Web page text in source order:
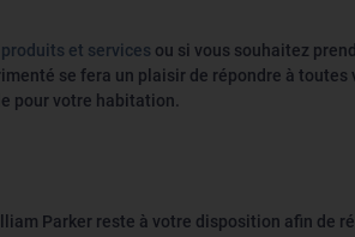
et services ou si vous souhaitez
se fera un plaisir de répondre à toutes
pour votre habitation.
Parker reste à votre disposition afin